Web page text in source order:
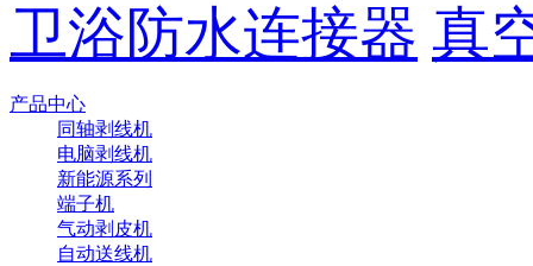
卫浴防水连接器 真
产品中心
同轴剥线机
电脑剥线机
新能源系列
端子机
气动剥皮机
自动送线机